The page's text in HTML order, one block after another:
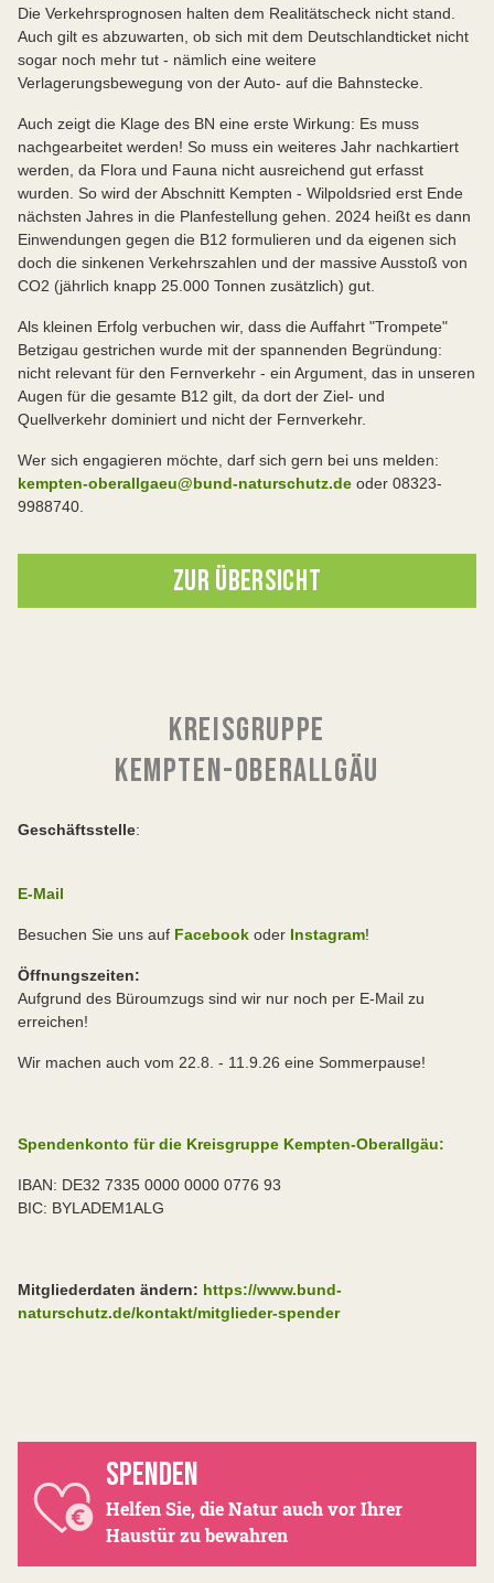
Die Verkehrsprognosen halten dem Realitätscheck nicht stand.
Auch gilt es abzuwarten, ob sich mit dem Deutschlandticket nicht
sogar noch mehr tut - nämlich eine weitere
Verlagerungsbewegung von der Auto- auf die Bahnstecke.
Auch zeigt die Klage des BN eine erste Wirkung: Es muss
nachgearbeitet werden! So muss ein weiteres Jahr nachkartiert
werden, da Flora und Fauna nicht ausreichend gut erfasst
wurden. So wird der Abschnitt Kempten - Wilpoldsried erst Ende
nächsten Jahres in die Planfestellung gehen. 2024 heißt es dann
Einwendungen gegen die B12 formulieren und da eigenen sich
doch die sinkenen Verkehrszahlen und der massive Ausstoß von
CO2 (jährlich knapp 25.000 Tonnen zusätzlich) gut.
Als kleinen Erfolg verbuchen wir, dass die Auffahrt "Trompete"
Betzigau gestrichen wurde mit der spannenden Begründung:
nicht relevant für den Fernverkehr - ein Argument, das in unseren
Augen für die gesamte B12 gilt, da dort der Ziel- und
Quellverkehr dominiert und nicht der Fernverkehr.
Wer sich engagieren möchte, darf sich gern bei uns melden:
kempten-oberallgaeu@bund-naturschutz.de oder 08323-
9988740.
ZUR ÜBERSICHT
KREISGRUPPE
KEMPTEN-OBERALLGÄU
Geschäftsstelle:
E-Mail
Besuchen Sie uns auf Facebook oder Instagram!
Öffnungszeiten:
Aufgrund des Büroumzugs sind wir nur noch per E-Mail zu
erreichen!
Wir machen auch vom 22.8. - 11.9.26 eine Sommerpause!
Spendenkonto für die Kreisgruppe Kempten-Oberallgäu:
IBAN: DE32 7335 0000 0000 0776 93
BIC: BYLADEM1ALG
Mitgliederdaten ändern: https://www.bund-
naturschutz.de/kontakt/mitglieder-spender
SPENDEN
Helfen Sie, die Natur auch vor Ihrer
Haustür zu bewahren